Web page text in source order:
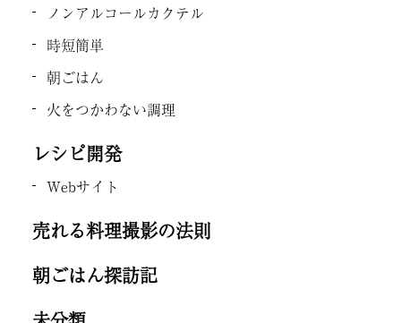
ノンアルコールカクテル
時短簡単
朝ごはん
火をつかわない調理
レシピ開発
Webサイト
売れる料理撮影の法則
朝ごはん探訪記